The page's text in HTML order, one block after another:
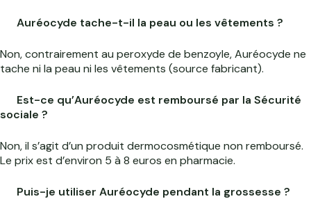
Auréocyde tache-t-il la peau ou les vêtements ?
Non, contrairement au peroxyde de benzoyle, Auréocyde ne
tache ni la peau ni les vêtements (source fabricant).
Est-ce qu’Auréocyde est remboursé par la Sécurité
sociale ?
Non, il s’agit d’un produit dermocosmétique non remboursé.
Le prix est d’environ 5 à 8 euros en pharmacie.
Puis-je utiliser Auréocyde pendant la grossesse ?